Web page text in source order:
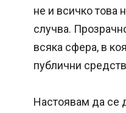
не и всичко това
случва.
всяка сфера, в
публични
Настоявам да се